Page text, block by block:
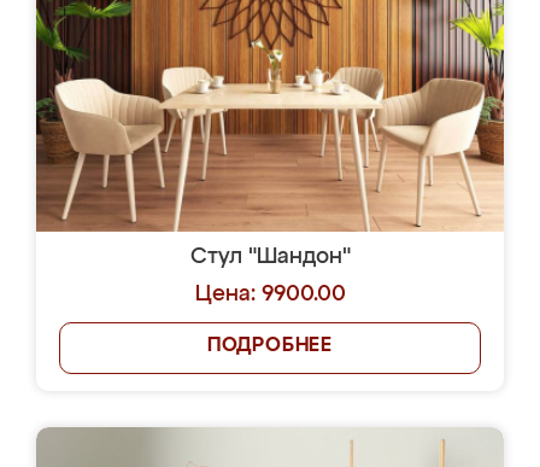
Стул "Шандон"
Цена: 9900.00
ПОДРОБНЕЕ